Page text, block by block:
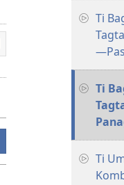
Ti
Ti
Ti